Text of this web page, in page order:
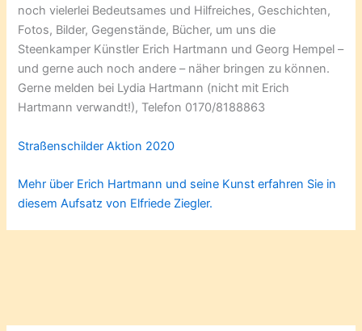
noch vielerlei Bedeutsames und Hilfreiches, Geschichten,
Fotos, Bilder, Gegenstände, Bücher, um uns die
Steenkamper Künstler Erich Hartmann und Georg Hempel –
und gerne auch noch andere – näher bringen zu können.
Gerne melden bei Lydia Hartmann (nicht mit Erich
Hartmann verwandt!), Telefon 0170/8188863
Straßenschilder Aktion 2020
Mehr über Erich Hartmann und seine Kunst erfahren Sie in
diesem Aufsatz von Elfriede Ziegler.